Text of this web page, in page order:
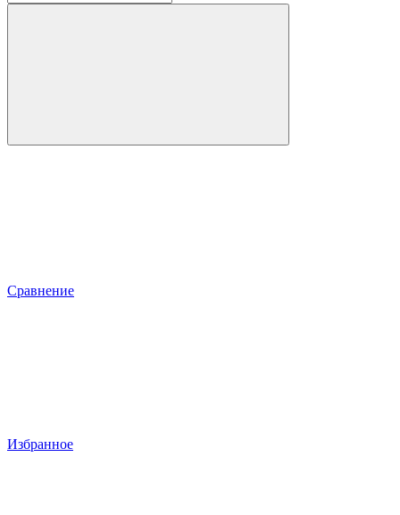
Сравнение
Избранное